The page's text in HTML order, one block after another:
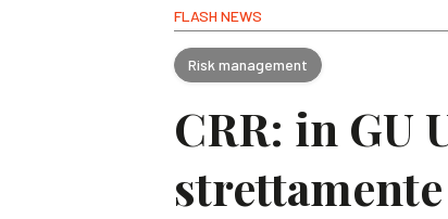
FLASH NEWS
Risk management
CRR: in GU